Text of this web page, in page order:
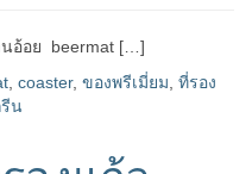
อ้อย beermat […]
coaster, ของพรีเมี่ยม ที่รอง
น